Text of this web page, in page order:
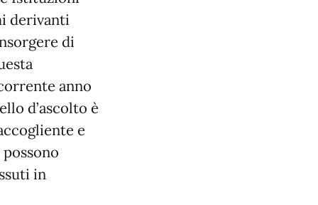
derivanti
di
anno
d’ascolto è
e
in